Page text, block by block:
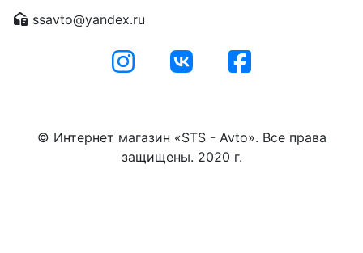
ssavto@yandex.ru
© Интернет магазин «STS - Avto». Все права
защищены. 2020 г.